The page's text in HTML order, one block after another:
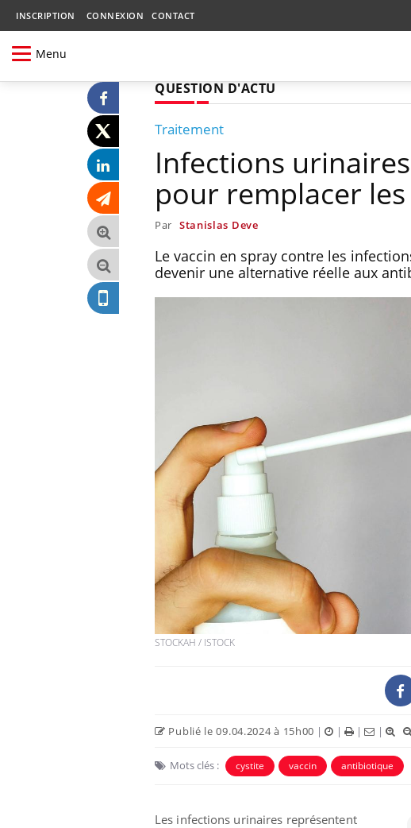
INSCRIPTION CONNEXION CONTACT
Menu
QUESTION D'ACTU
Traitement
Infections
pour remplacer
Par Stanislas Deve
Le vaccin en spray contre les
devenir une alternative réelle aux
STOCKAH / ISTOCK
Publié le 09.04.2024 à 15h00 | | | |
Mots clés : cystite vaccin antibiotique
Les infections urinaires représentent